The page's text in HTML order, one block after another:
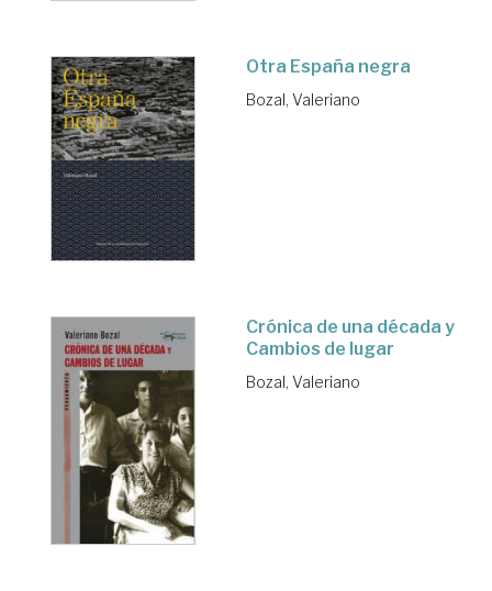
Otra España negra
Bozal, Valeriano
Crónica de una década y
Cambios de lugar
Bozal, Valeriano